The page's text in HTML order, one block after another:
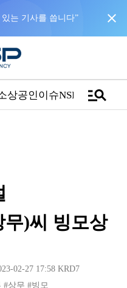
는 기사를 씁니다” close
상공인이슈NSPTVmanage_search
)씨 빙모상
02-27 17:58 KRD7
#상무 #빙모